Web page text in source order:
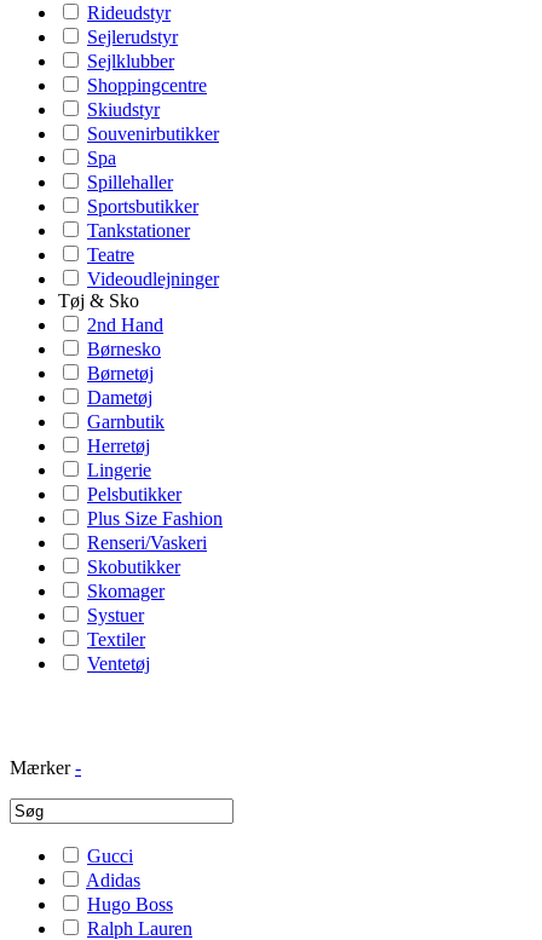
Rideudstyr
Sejlerudstyr
Sejlklubber
Shoppingcentre
Skiudstyr
Souvenirbutikker
Spa
Spillehaller
Sportsbutikker
Tankstationer
Teatre
Videoudlejninger
Tøj & Sko
2nd Hand
Børnesko
Børnetøj
Dametøj
Garnbutik
Herretøj
Lingerie
Pelsbutikker
Plus Size Fashion
Renseri/Vaskeri
Skobutikker
Skomager
Systuer
Textiler
Ventetøj
Mærker -
Gucci
Adidas
Hugo Boss
Ralph Lauren